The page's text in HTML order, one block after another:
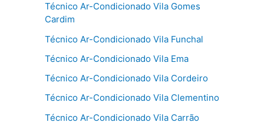
Técnico Ar-Condicionado Vila Gomes
Cardim
Técnico Ar-Condicionado Vila Funchal
Técnico Ar-Condicionado Vila Ema
Técnico Ar-Condicionado Vila Cordeiro
Técnico Ar-Condicionado Vila Clementino
Técnico Ar-Condicionado Vila Carrão